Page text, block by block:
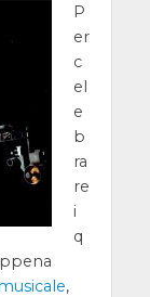
P
er
c
el
e
b
ra
re
i
q
,